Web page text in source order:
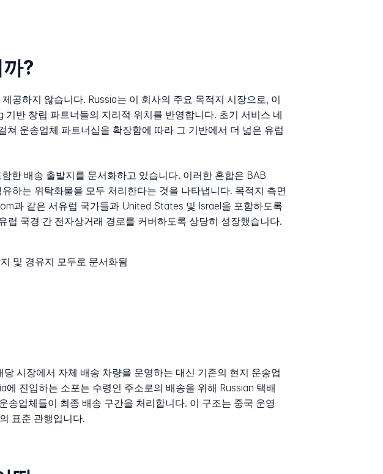
?
공하지 않습니다. Russia는 이 회사의 주요 목적지 시장으로, 이
반 창립 파트너들의 지리적 위치를 반영합니다. 초기 서비스 네
운송업체 파트너십을 확장함에 따라 그 기반에서 더 넓은 유럽
한 배송 출발지를 문서화하고 있습니다. 이러한 혼합은 BAB
하는 위탁화물을 모두 처리한다는 것을 나타냅니다. 목적지 측면
과 같은 서유럽 국가들과 United States 및 Israel을 포함하도록
국경 간 전자상거래 경로를 커버하도록 상당히 성장했습니다.
및 경유지 모두로 문서화됨
시장에서 자체 배송 차량을 운영하는 대신 기존의 현지 운송업
진입하는 소포는 수령인 주소로의 배송을 위해 Russian 택배
업체들이 최종 배송 구간을 처리합니다. 이 구조는 중국 운영
표준 관행입니다.